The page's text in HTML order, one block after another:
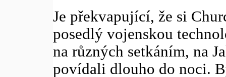
Je překvapující, že si
posedlý vojenskou
na různých setkáním, na
povídali dlouho do noci.